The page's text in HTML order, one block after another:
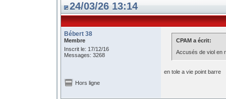
24/03/26 13:14
Bébert 38
Membre
Inscrit le: 17/12/16
Messages: 3268
CPAM a écrit:
Accusés de viol en
en tole a vie point barre
Hors ligne